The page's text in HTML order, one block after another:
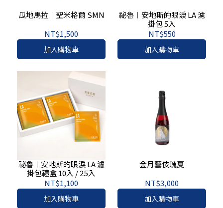
瓜地馬拉︱聖米格爾 SMN
NT$1,500
加入購物車
祕魯︱安地斯的眼淚 LA 濾
掛包 5入
NT$550
加入購物車
祕魯︱安地斯的眼淚 LA 濾
掛包禮盒 10入 / 25入
NT$1,100
加入購物車
金月藝伎瑰夏
NT$3,000
加入購物車